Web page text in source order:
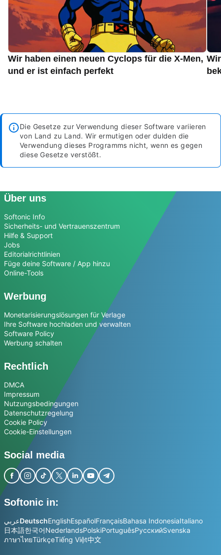
Wir haben einen neuen Cyclops für die X-Men,
und er ist einfach perfekt
Die Gesetze zur Verwendung dieser Software variieren
von Land zu Land. Wir ermutigen oder dulden die
Verwendung dieses Programms nicht, wenn es gegen
diese Gesetze verstößt.
Über uns
Softonic Info
Sicherheits- und Vertrauenszentrum
Hilfe & Support
Jobs
Editorialrichtlinien
Füge deine Software / App hinzu
Online-Tools
Werbung
Monetarisierungslösungen für Verlage
Ihre Software hochladen und verwalten
Software Policy
Werbung schalten
Rechtlich
DMCA
Impressum
Nutzungsbedingungen
Datenschutzregelung
Cookie Policy
Cookie-Einstellungen
Social media
Softonic in:
عربيDeutschEnglishEspañolFrançaisBahasa IndonesiaItaliano
日本語한국어NederlandsPolskiPortuguêsРусскийSvenska
ภาษาไทยTürkçeTiếng Việt中文